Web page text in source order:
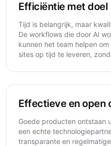
Efficiëntie met doel
Tijd is belangrijk, maar
De workflows die door AI
kunnen het team helpen
sites op tijd te leveren,
Effectieve en open
Goede producten ontstaan
een echte
transparante en